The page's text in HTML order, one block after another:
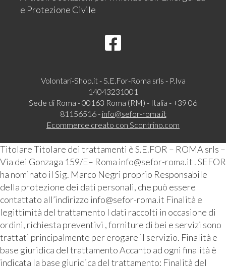
e Protezione Civile
Volontari-Shop.it - S.E.For-Roma srls - P.Iva
14043231001
Sede di Roma - 00163 Roma (RM) - Italia - +39 06
81156516 - info@sefor-roma.it
Ecommerce creato con Scontrino.com
Titolare Titolare dei trattamenti è S.E.FOR – ROMA srls –
Via dei Gonzaga 159/E– Roma info@sefor-roma.it . SEFOR
ha nominato il Sig. Marco Negri proprio Responsabile
della protezione dei dati personali, che può essere
contattato all’indirizzo info@sefor-roma.it Finalità e
legittimità del trattamento I dati raccolti in occasione di
ordini, richiesta preventivi , forniture di bei e servizi sono
trattati principalmente per erogare il servizio. Finalità e
base giuridica del trattamento Accanto ad ogni finalità è
indicata la base giuridica del trattamento: Finalità del